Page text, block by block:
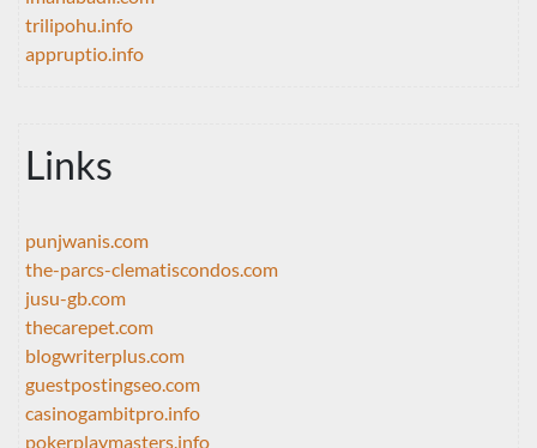
trilipohu.info
appruptio.info
Links
punjwanis.com
the-parcs-clematiscondos.com
jusu-gb.com
thecarepet.com
blogwriterplus.com
guestpostingseo.com
casinogambitpro.info
pokerplaymasters.info